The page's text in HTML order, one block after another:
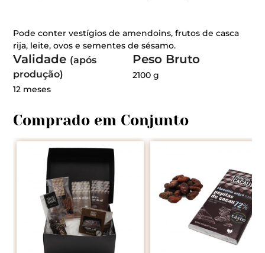
Pode conter vestígios de amendoins, frutos de casca
rija, leite, ovos e sementes de sésamo.
Validade (após
produção)
12 meses
Peso Bruto
2100 g